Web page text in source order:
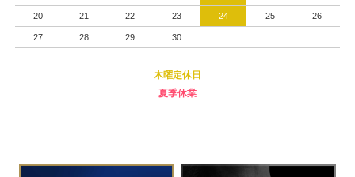
20 21 22 23 24 25 26
27 28 29 30
木曜定休日
夏季休業